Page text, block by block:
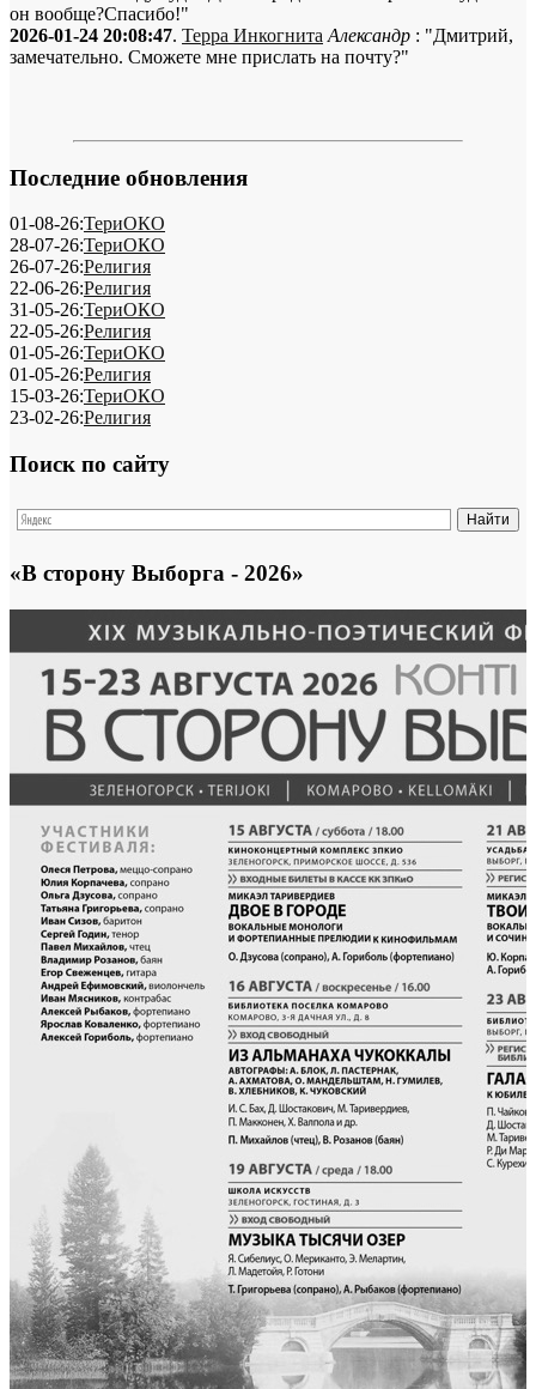
он вообще?Спасибо!"
2026-01-24 20:08:47. Терра Инкогнита Александр : "Дмитрий,
замечательно. Сможете мне прислать на почту?"
Последние обновления
01-08-26:ТериОКО
28-07-26:ТериОКО
26-07-26:Религия
22-06-26:Религия
31-05-26:ТериОКО
22-05-26:Религия
01-05-26:ТериОКО
01-05-26:Религия
15-03-26:ТериОКО
23-02-26:Религия
Поиск по сайту
«В сторону Выборга - 2026»